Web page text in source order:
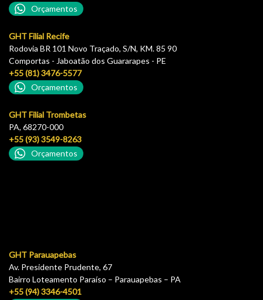
Orçamentos
GHT Filial Recife
Rodovia BR 101 Novo Traçado, S/N, KM. 85 90
Comportas - Jaboatão dos Guararapes - PE
+55 (81) 3476-5577
Orçamentos
GHT Filial Trombetas
PA, 68270-000
+55 (93) 3549-8263
Orçamentos
GHT Parauapebas
Av. Presidente Prudente, 67
Bairro Loteamento Paraíso – Parauapebas – PA
+55 (94) 3346-4501